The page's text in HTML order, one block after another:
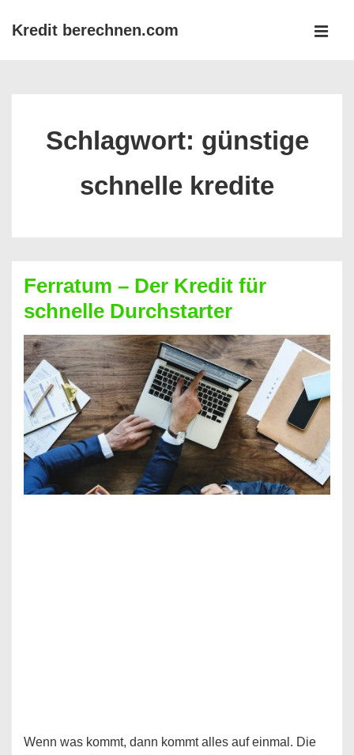
ZumKredit berechnen.com
Schlagwort: günstige
schnelle kredite
Ferratum – Der Kredit für
schnelle Durchstarter
Wenn was kommt, dann kommt alles auf einmal. Die